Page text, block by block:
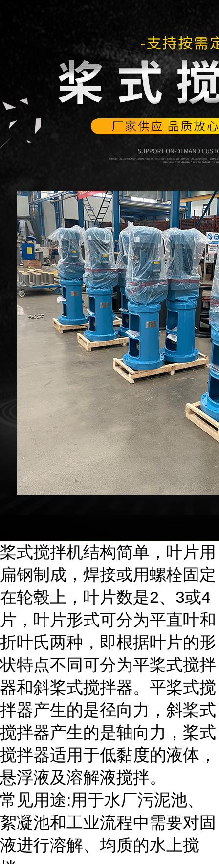
桨式搅拌机结构简单，叶片用
扁钢制成，焊接或用螺栓固定
在轮毂上，叶片数是2、3或4
片，叶片形式可分为平直叶和
折叶氏两种，即根据叶片的形
状特点不同可分为平桨式搅拌
器和斜桨式搅拌器。平桨式搅
拌器产生的是径向力，斜桨式
搅拌器产生的是轴向力，桨式
搅拌器适用于低黏度的液体，
悬浮液及溶解液搅拌。
常见用途:用于水厂污泥池、
絮凝池和工业流程中需要对固
液进行溶解、均质的水上搅